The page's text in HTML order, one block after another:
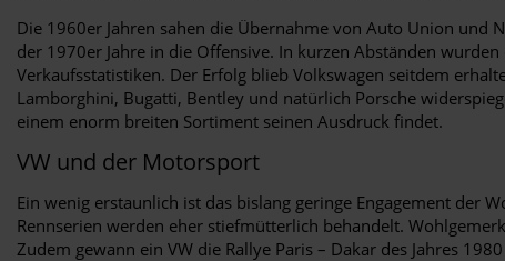
Die 1960er Jahren sahen die Übernahme von Auto Union und
der 1970er Jahre in die Offensive. In kurzen Abständen
Verkaufsstatistiken. Der Erfolg blieb Volkswagen seitdem
Lamborghini, Bugatti, Bentley und natürlich Porsche
einem enorm breiten Sortiment seinen Ausdruck findet.
VW und der Motorsport
Ein wenig erstaunlich ist das bislang geringe Engagement der
Rennserien werden eher stiefmütterlich behandelt.
Zudem gewann ein VW die Rallye Paris – Dakar des Jahres